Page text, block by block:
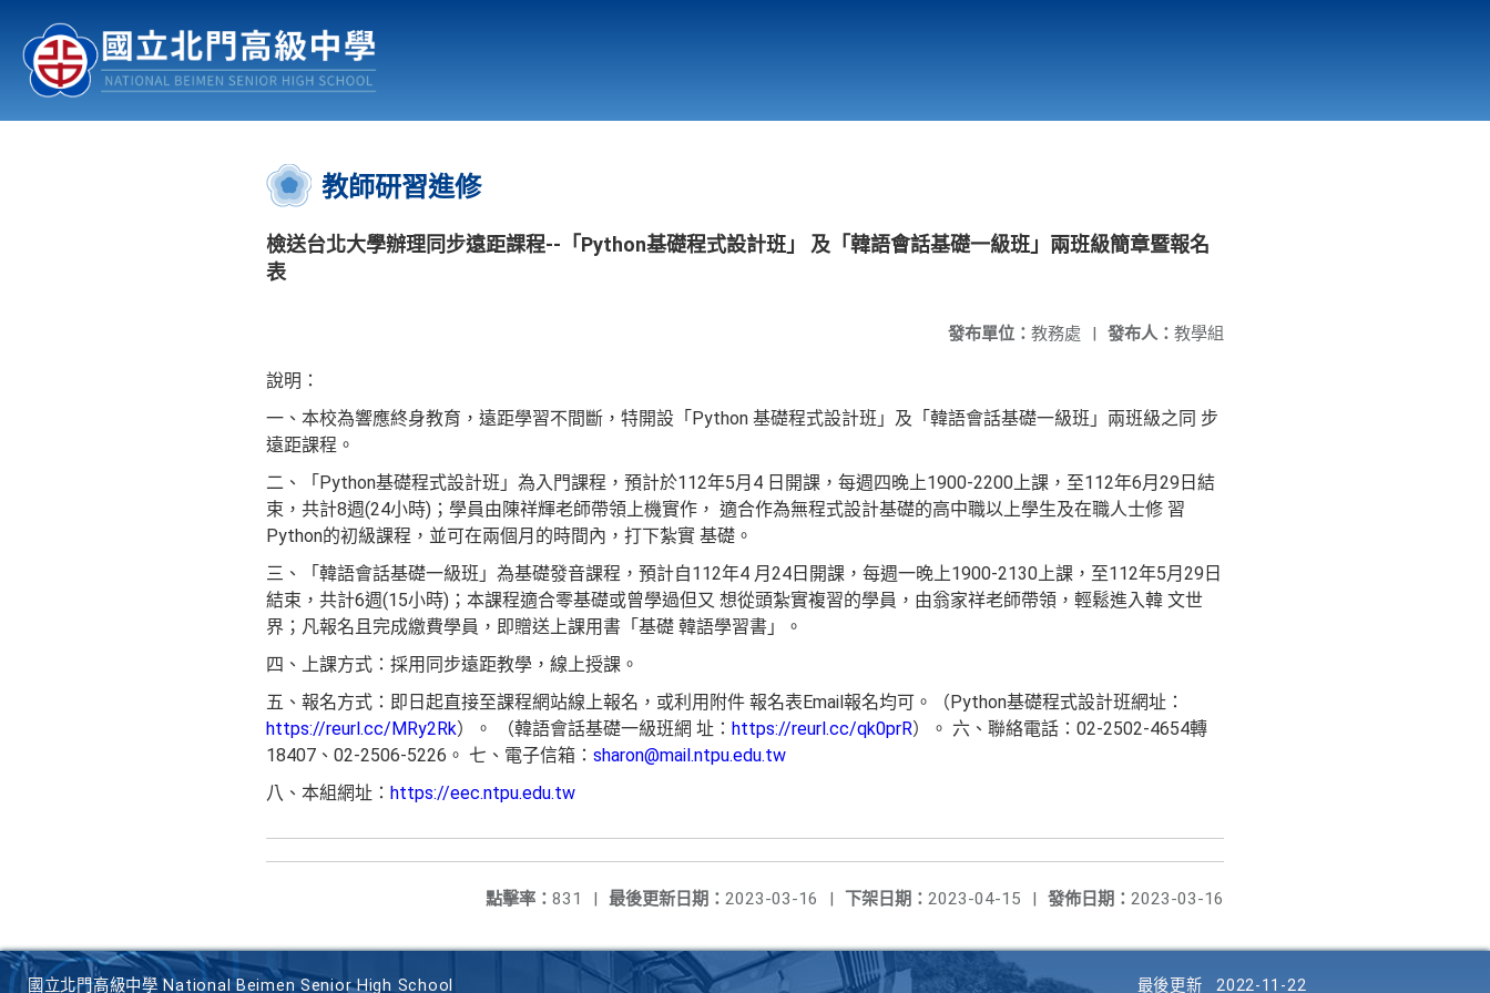
認識北中 行事曆
:::
教師研習進修
檢送台北大學辦理同步遠距課程--「Python基礎程式設計班」 及「韓語會話基礎一級班」兩班級簡章暨報名
表
發布人： 教學組
發布單位： 教務處 |
說明：
一、本校為響應終身教育，遠距學習不間斷，特開設「Python 基礎程式設計班」及「韓語會話基礎一級班」兩班級之同 步
遠距課程。
二、「Python基礎程式設計班」為入門課程，預計於112年5月4 日開課，每週四晚上1900-2200上課，至112年6月29日結
束，共計8週(24小時)；學員由陳祥輝老師帶領上機實作， 適合作為無程式設計基礎的高中職以上學生及在職人士修 習
Python的初級課程，並可在兩個月的時間內，打下紮實 基礎。
三、「韓語會話基礎一級班」為基礎發音課程，預計自112年4 月24日開課，每週一晚上1900-2130上課，至112年5月29日
結束，共計6週(15小時)；本課程適合零基礎或曾學過但又 想從頭紮實複習的學員，由翁家祥老師帶領，輕鬆進入韓 文世
界；凡報名且完成繳費學員，即贈送上課用書「基礎 韓語學習書」。
四、上課方式：採用同步遠距教學，線上授課。
五、報名方式：即日起直接至課程網站線上報名，或利用附件 報名表Email報名均可。（Python基礎程式設計班網址：
https://reurl.cc/MRy2Rk）。 （韓語會話基礎一級班網 址： https://reurl.cc/qk0prR）。 六、聯絡電話：02-2502-4654轉
18407、02-2506-5226。 七、電子信箱： sharon@mail.ntpu.edu.tw
八、本組網址： https://eec.ntpu.edu.tw
發佈日期： 2023-03-16
下架日期： 2023-04-15 |
最後更新日期： 2023-03-16 |
點擊率： 831 |
國立北門高級中學 National Beimen Senior High School 最後更新 2022-11-22